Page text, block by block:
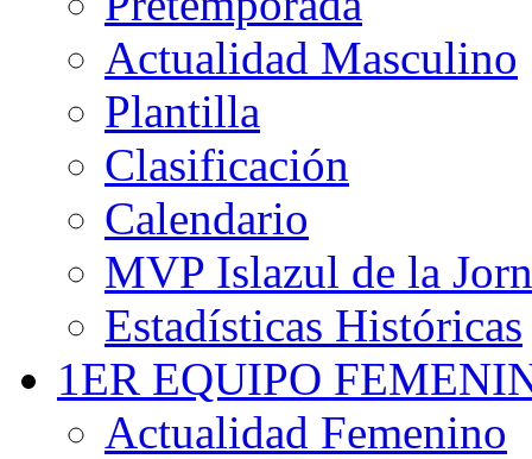
Actualidad Masculino
Plantilla
Clasificación
Calendario
MVP Islazul de la
Estadísticas Históricas
1ER EQUIPO
Actualidad Femenino